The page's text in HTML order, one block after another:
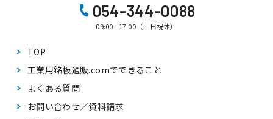
054-344-0088
09:00 - 17:00（土日祝休）
TOP
工業用銘板通販.comでできること
よくある質問
お問い合わせ／資料請求